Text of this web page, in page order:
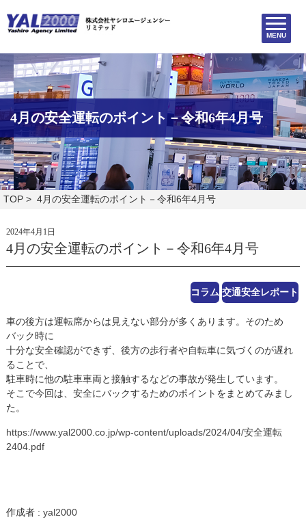
MENU
4月の安全運転のポイント－令和6年4月号
TOP > 4月の安全運転のポイント－令和6年4月号
2024年4月1日
4月の安全運転のポイント－令和6年4月号
コラム 交通安全レポート
車の後方は運転席からは見えない部分が多くあります。そのため
バック時に
十分な安全確認ができず、後方の歩行者や自転車に気づくのが遅れ
ることで、
駐車時に他の駐車車両と接触するなどの事故が発生しています。
そこで今回は、安全にバックするためのポイントをまとめてみまし
た。
https://www.yal2000.co.jp/wp-content/uploads/2024/04/安全運転
2404.pdf
作成者 : yal2000